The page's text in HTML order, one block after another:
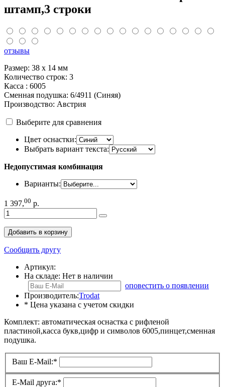
штамп,3 строки
отзывы
Размер: 38 x 14 мм
Количество строк: 3
Касса : 6005
Сменная подушка: 6/4911 (Синяя)
Производство: Австрия
Выберите для сравнения
Цвет оснастки:
Выбрать вариант текста:
Недопустимая комбинация
Варианты:
1 397,00 р.
Добавить в корзину
Сообщить другу
Артикул:
На складе: Нет в наличии
оповестить о появлении
Производитель:Trodat
* Цена указана с учетом скидки
Комплект: автоматическая оснастка с рифленой
пластиной,касса букв,цифр и символов 6005,пинцет,сменная
подушка.
Ваш E-Mail:*
E-Mail друга:*